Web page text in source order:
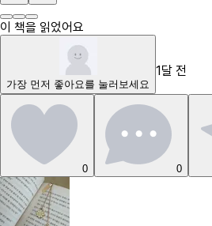
이 책을 읽었어요
가장 먼저 좋아요 를 눌러보세요
1달 전
0 0